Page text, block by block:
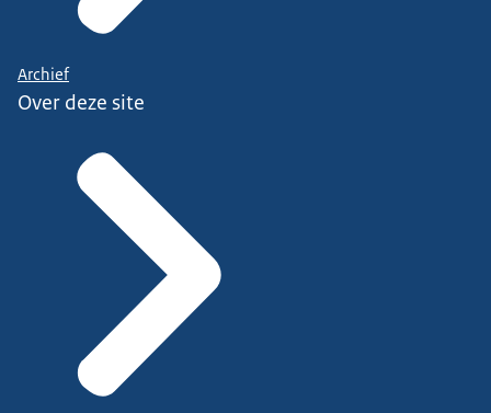
Archief
Over deze site